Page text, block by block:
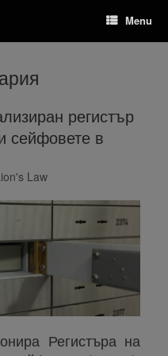
Menu
регистър
сейфовете в
Law
Регистъра на